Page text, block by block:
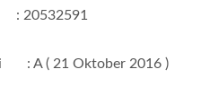
: A( 21 Oktober 2016 )